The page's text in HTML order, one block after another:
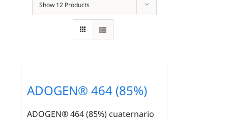
Show 12 Products
ADOGEN® 464 (85%)
ADOGEN® 464 (85%) cuaternario